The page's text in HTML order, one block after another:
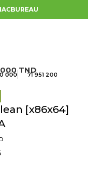
TND
000 71 951 200
[x86x64]